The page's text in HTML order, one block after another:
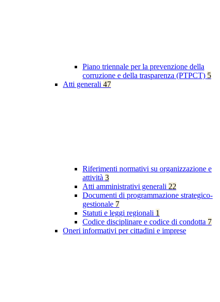
Piano triennale per la prevenzione della
corruzione e della trasparenza (PTPCT) 5
Atti generali 47
Riferimenti normativi su organizzazione e
attività 3
Atti amministrativi generali 22
Documenti di programmazione strategico-
gestionale 7
Statuti e leggi regionali 1
Codice disciplinare e codice di condotta 7
Oneri informativi per cittadini e imprese